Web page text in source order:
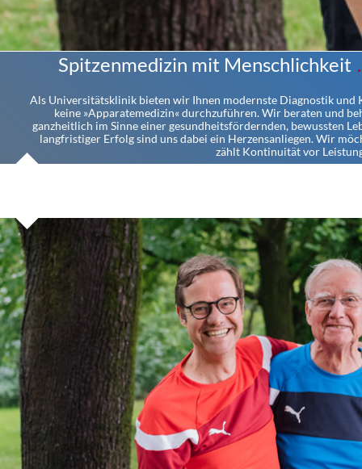
Spitzenmedizin mit Menschlichkeit
Als Universitätsklinik bieten wir Ihnen modernste Diagnostik und
keine »Apparatemedizin« durchzuführen. Wir beraten und
ganzheitlich im Sinne einer gesundheitsfördernden, bewussten
langfristiger Erfolg sind uns dabei ein Herzensanliegen. Wir
zählt Kontinuität vor